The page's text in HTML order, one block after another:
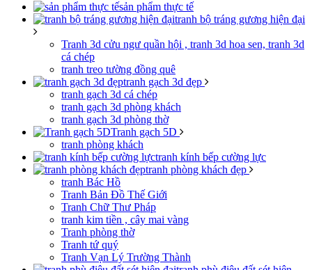
sản phẩm thực tế
tranh bộ tráng gương hiện đại
Tranh 3d cửu ngư quần hội , tranh 3d hoa sen, tranh 3d
cá chép
tranh treo tường đồng quê
tranh gạch 3d đẹp
tranh gạch 3d cá chép
tranh gạch 3d phòng khách
tranh gạch 3d phòng thờ
Tranh gạch 5D
tranh phòng khách
tranh kính bếp cường lực
tranh phòng khách đẹp
tranh Bác Hồ
Tranh Bản Đồ Thế Giới
Tranh Chữ Thư Pháp
tranh kim tiền , cây mai vàng
Tranh phòng thờ
Tranh tứ quý
Tranh Vạn Lý Trường Thành